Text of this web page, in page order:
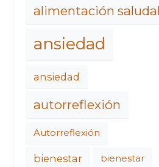
alimentación
ansiedad
ansiedad
autorreflexión
Autorreflexión
bienestar bienestar